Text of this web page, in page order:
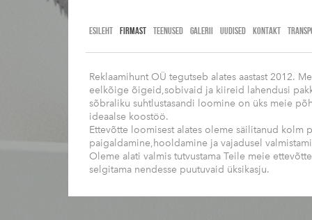
ESILEHT FIRMAST TEENUSED GALERII UUDISED KONTAKT
Reklaamihunt OÜ tegutseb alates aastast 2012.
eelkõige õigeid,sobivaid ja kiireid lahendusi
sõbraliku suhtlustasandi loomine on üks meie
ideaalse koostöö.
Ettevõtte loomisest alates oleme säilitanud kolm
paigaldamine,hooldamine ja vajadusel
Oleme alati valmis tutvustama Teile meie
selgitama nendesse puutuvaid üksikasju.